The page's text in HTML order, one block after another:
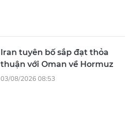
Iran tuyên bố sắp đạt thỏa
thuận với Oman về Hormuz
03/08/2026 08:53